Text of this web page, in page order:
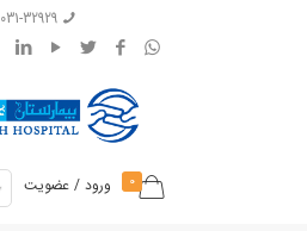
031-32929
0 ورود / عضویت